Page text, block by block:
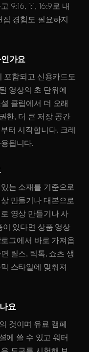
9:16, 1:1, 16:9로 내
경험도 필요하지
가요
포함되고 신용카드도
영상의 초 단위에
클립에서 더 오래
한, 더 큰 저장 공간
터 시작합니다. 크레
됩니다.
는 소재를 기준으로
만들기나 대본으로
영상 만들기나 사
있다면 상품 영상
그에서 바로 가져옵
릴스, 틱톡, 쇼츠 생
스타일에 맞춰져
요
것이며 유료 캠페
에 쓸 수 있고 워터